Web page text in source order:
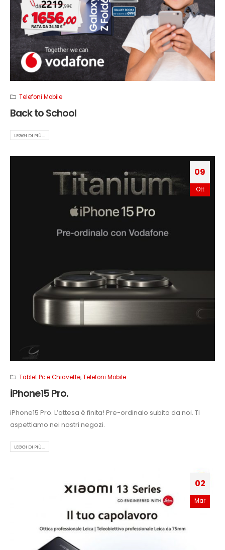
Telefoni Mobile
Back to School
LEGGI DI PIÙ...
09
Ott
Tablet Pc e Chiavette,Telefoni Mobile
iPhone15 Pro.
iPhone15 Pro. L’attesa è finita! Pre-ordinalo subito da noi. Ti
aspettiamo nei nostri negozi.
LEGGI DI PIÙ...
02
Mar